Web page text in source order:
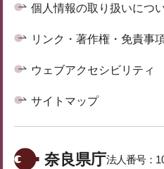
個人情報の取り扱いにつ
リンク・著作権・免責事
ウェブアクセシビリティ
サイトマップ
奈良県庁法人番号：